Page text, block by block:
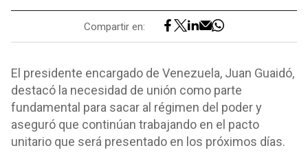
Compartir en:
El presidente encargado de Venezuela, Juan Guaidó,
destacó la necesidad de unión como parte
fundamental para sacar al régimen del poder y
aseguró que continúan trabajando en el pacto
unitario que será presentado en los próximos días.